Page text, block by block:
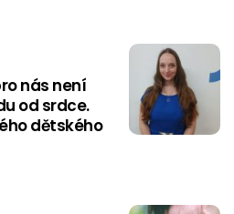
nás není
od srdce.
dětského